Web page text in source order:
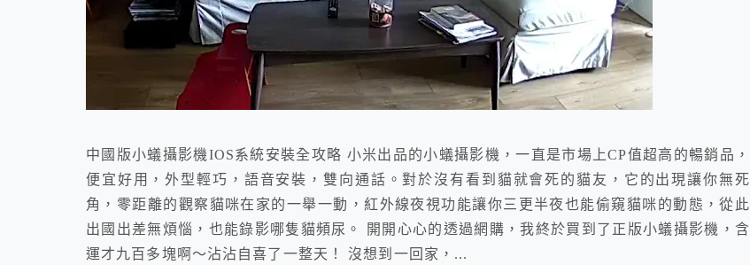
中國版小蟻攝影機IOS系統安裝全攻略 小米出品的小蟻攝影機，一直是市場上CP值超高的暢銷品，
便宜好用，外型輕巧，語音安裝，雙向通話。對於沒有看到貓就會死的貓友，它的出現讓你無死
角，零距離的觀察貓咪在家的一舉一動，紅外線夜視功能讓你三更半夜也能偷窺貓咪的動態，從此
出國出差無煩惱，也能錄影哪隻貓頻尿。 開開心心的透過網購，我終於買到了正版小蟻攝影機，含
運才九百多塊啊～沾沾自喜了一整天！ 沒想到一回家，...